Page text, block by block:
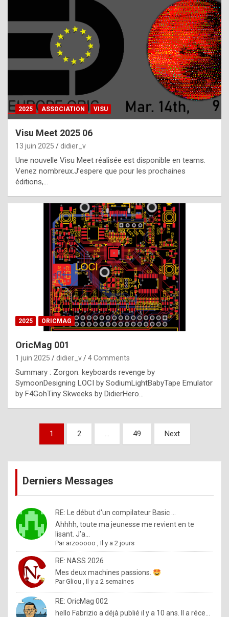
h
a
t
t
e
b
e
s
t
p
h
o
n
y
l
e
x
a
%
m
a
d
b
y
2025 ASSOCIATION VISU
Visu Meet 2025 06
13 juin 2025 didier_v
Une nouvelle Visu Meet réalisée est disponible en teams.
Venez nombreux.J’espere que pour les prochaines
éditions,…
2025 ORICMAG
OricMag 001
1 juin 2025 didier_v 4 Comments
Summary : Zorgon: keyboards revenge by
SymoonDesigning LOCI by SodiumLightBabyTape Emulator
by F4GohTiny Skweeks by DidierHero…
Pagination
publications
1 2 … 49 Next
Derniers Messages
RE: Le début d'un compilateur Basic ...
Ahhhh, toute ma jeunesse me revient en te
lisant. J'a...
Par arzooooo ,Il y a 2 jours
RE: NASS 2026
Mes deux machines passions.
ParGliou ,Il y a 2 semaines
RE: OricMag 002
hello Fabrizio a déjà publié il y a 10 ans. Il a réce...